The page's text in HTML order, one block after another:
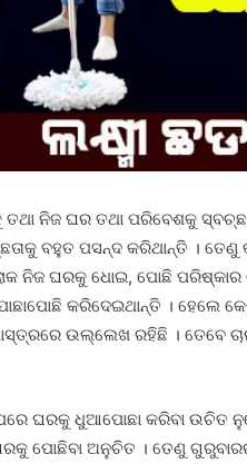
ନିଜ ଘର ତଥା ପରିବେଶକୁ ସ୍ବଚ୍ଛ
ବହୁତ ପସନ୍ଦ କରିଥାନ୍ତି । ତେଣୁ
ନିଜ ଘରକୁ ଧୋଇ, ପୋଛି ପରିଷ୍କାର
କରିଦେଇଥାନ୍ତି । ହେଲେ
ଉଲ୍ଲେଖ ରହିଛି । ତେବେ
ଘରକୁ ଧୁଆପୋଛା କରିବା ଉଚିତ
ପୋଛିବା ଅନୁଚିତ । ତେଣୁ